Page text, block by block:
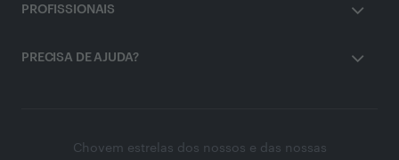
PROFISSIONAIS
PRECISA DE AJUDA?
Chovem estrelas dos nossos e das nossas